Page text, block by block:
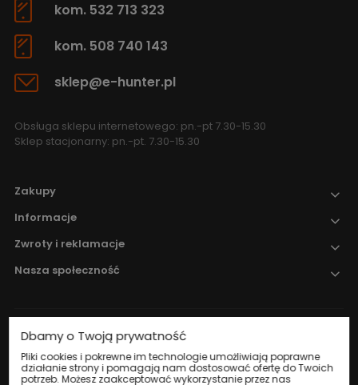
kom. 532 713 323
kom. 508 740 143
sklep@e-hunter.pl
Obsługa sklepu internetowego: pn.-pt 7.30-15.30
Sklep stacjonarny: pn.-pt. 7.30-15.30
Zakupy
Informacje
Zwroty i reklamacje
Nasza społeczność
Nadzór nad obrotem produktami
leczniczymi weterynaryjnymi sprawuje
Wojewódzki Inspektorat Weterynarii w
Dbamy o Twoją prywatność
Pliki cookies i pokrewne im technologie umożliwiają poprawne
działanie strony i pomagają nam dostosować ofertę do Twoich
potrzeb. Możesz zaakceptować wykorzystanie przez nas